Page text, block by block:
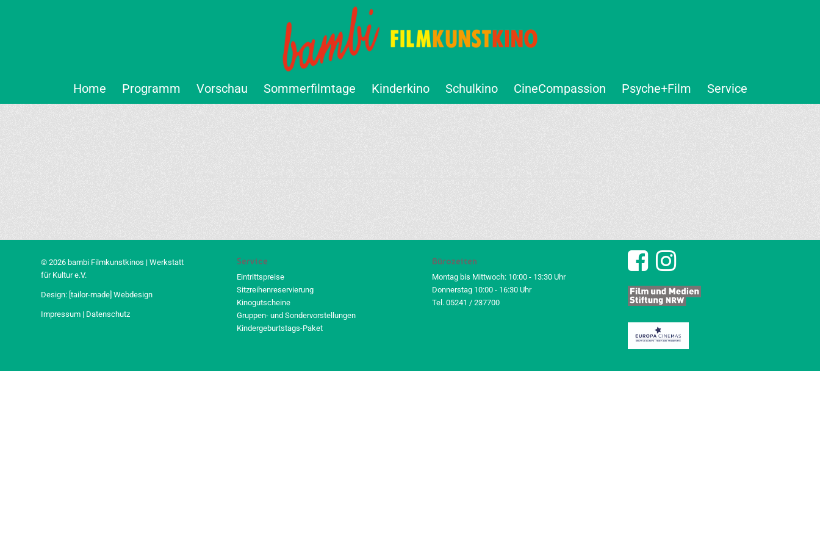
Home Programm Vorschau Sommerfilmtage Kinderkino Schulkino CineCompassion Psyche+Film Service
© 2026 bambi Filmkunstkinos | Werkstatt
für Kultur e.V.
Design: [tailor-made] Webdesign
Impressum | Datenschutz
Service
Eintrittspreise
Sitzreihenreservierung
Kinogutscheine
Gruppen- und Sondervorstellungen
Kindergeburtstags-Paket
Bürozeiten
Montag bis Mittwoch: 10:00 - 13:30 Uhr
Donnerstag 10:00 - 16:30 Uhr
Tel. 05241 / 237700